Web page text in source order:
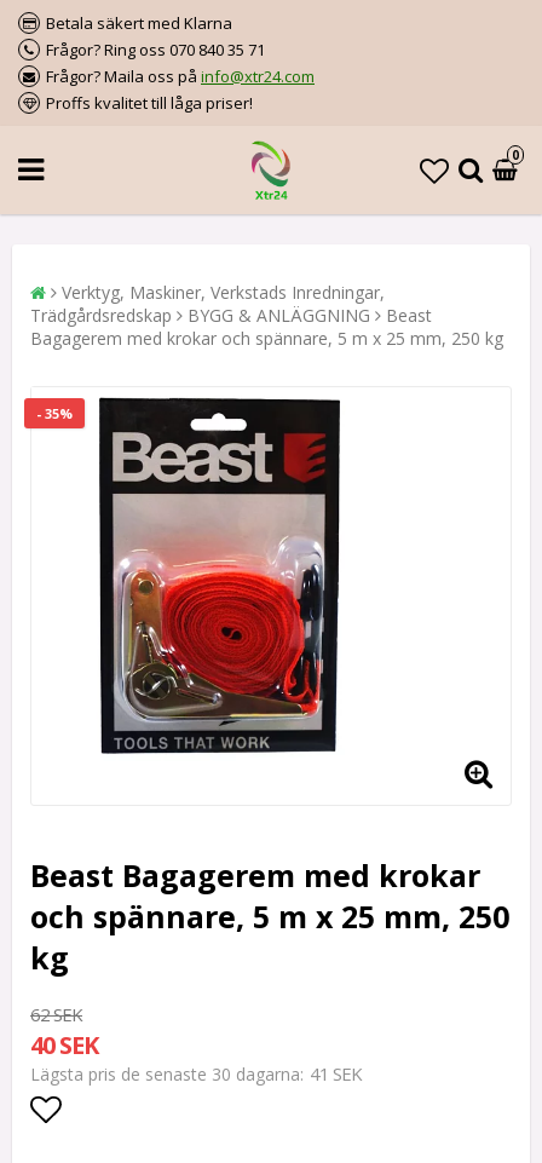
Betala säkert med Klarna
Frågor? Ring oss 070 840 35 71
Frågor? Maila oss på info@xtr24.com
Proffs kvalitet till låga priser!
0
Verktyg, Maskiner, Verkstads Inredningar,
Trädgårdsredskap
BYGG & ANLÄGGNING
Beast
Bagagerem med krokar och spännare, 5 m x 25 mm, 250 kg
- 35%
Beast Bagagerem med krokar
och spännare, 5 m x 25 mm, 250
kg
62 SEK
40 SEK
Lägsta pris de senaste 30 dagarna 41 SEK